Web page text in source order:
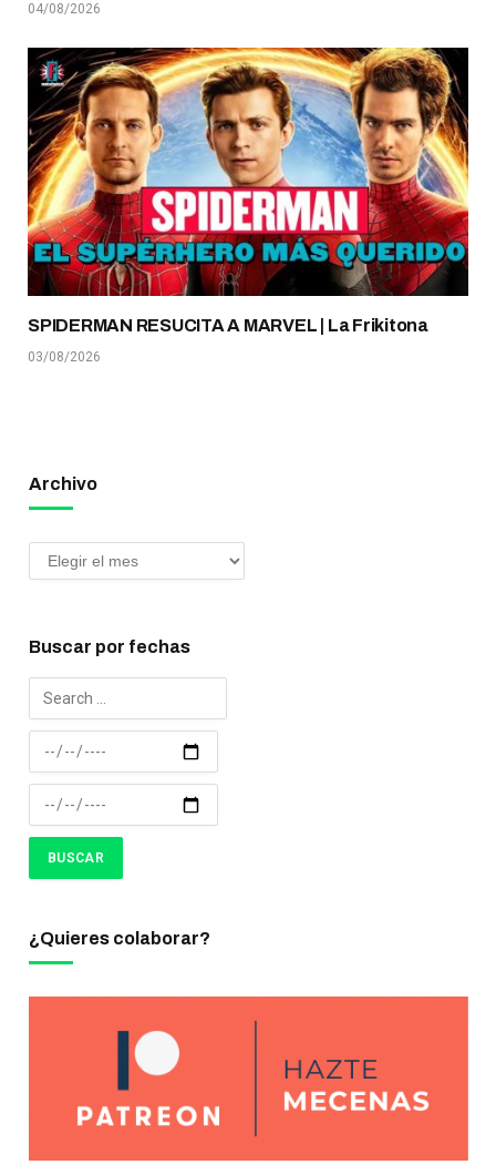
04/08/2026
SPIDERMAN RESUCITA A MARVEL | La Frikitona
03/08/2026
Archivo
Buscar por fechas
¿Quieres colaborar?